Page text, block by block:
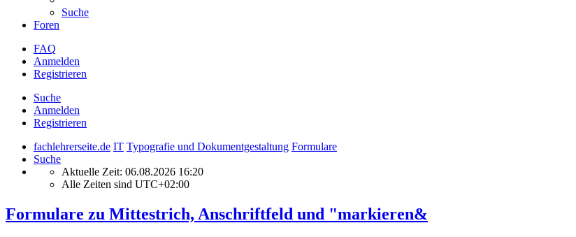
Suche
Foren
FAQ
Anmelden
Registrieren
Suche
Anmelden
Registrieren
fachlehrerseite.de IT Typografie und Dokumentgestaltung Formulare
Suche
Aktuelle Zeit: 06.08.2026 16:20
Alle Zeiten sind UTC+02:00
Formulare zu Mittestrich, Anschriftfeld und "markieren&